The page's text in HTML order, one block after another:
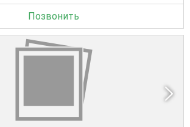
Позвонить